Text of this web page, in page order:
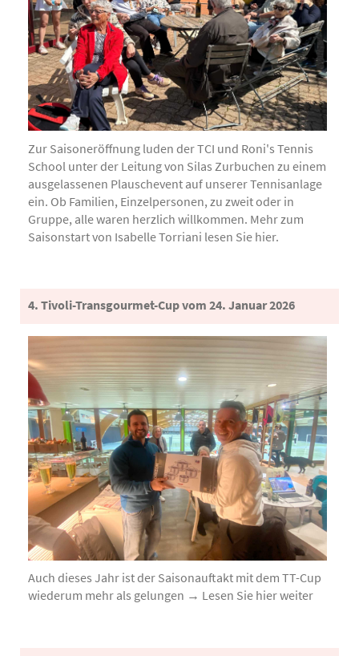
Zur Saisoneröffnung luden der TCI und Roni's Tennis
School unter der Leitung von Silas Zurbuchen zu einem
ausgelassenen Plauschevent auf unserer Tennisanlage
ein. Ob Familien, Einzelpersonen, zu zweit oder in
Gruppe, alle waren herzlich willkommen. Mehr zum
Saisonstart von Isabelle Torriani lesen Sie hier.
4. Tivoli-Transgourmet-Cup vom 24. Januar 2026
Auch dieses Jahr ist der Saisonauftakt mit dem TT-Cup
wiederum mehr als gelungen → Lesen Sie hier weiter